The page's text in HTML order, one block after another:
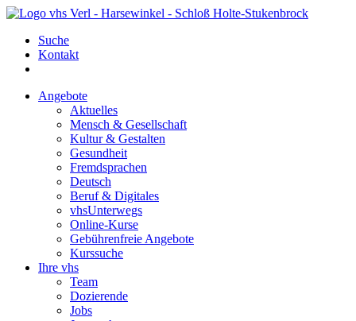
Suche
Kontakt
Angebote
Aktuelles
Mensch & Gesellschaft
Kultur & Gestalten
Gesundheit
Fremdsprachen
Deutsch
Beruf & Digitales
vhsUnterwegs
Online-Kurse
Gebührenfreie Angebote
Kurssuche
Ihre vhs
Team
Dozierende
Jobs